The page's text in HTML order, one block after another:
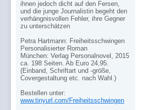
ihnen jedoch dicht auf den Fersen,
und die junge Journalistin begeht den
verhängnisvollen Fehler, ihre Gegner
zu unterschätzen
Petra Hartmann: Freiheitsschwingen
Personalisierter Roman
München: Verlag Personalnovel, 2015
ca. 198 Seiten. Ab Euro 24,95.
(Einband, Schriftart und -größe,
Covergestaltung etc. nach Wahl.)
Bestellen unter:
www.tinyurl.com/Freiheitsschwingen